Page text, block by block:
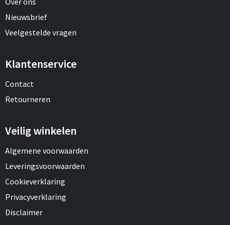
Nieuwsbrief
Veelgestelde vragen
Klantenservice
Contact
Retourneren
Veilig winkelen
Algemene voorwaarden
Leveringsvoorwaarden
Cookieverklaring
Privacyverklaring
Disclaimer